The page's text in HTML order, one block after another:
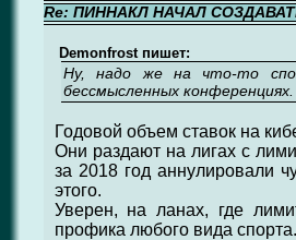
Re: ПИННАКЛ НАЧАЛ
Demonfrost пишет:
Ну, надо же на что-то
бессмысленных конференциях.
Годовой объем ставок на
Они раздают на лигах с
за 2018 год аннулировали
этого.
Уверен, на ланах, где
профика любого вида спорта.